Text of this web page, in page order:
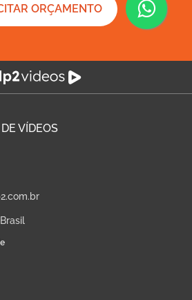
ORÇAMENTO
VÍDEOS